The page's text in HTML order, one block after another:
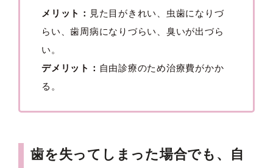
メリット： 見た目がきれい、虫歯になりづ
らい、歯周病になりづらい、臭いが出づら
い。
デメリット： 自由診療のため治療費がかか
る。
歯を失ってしまった場合でも、自